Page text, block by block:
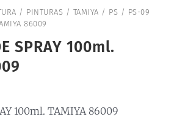
/ PINTURAS / TAMIYA / PS / PS-09
86009
SPRAY 100ml.
100ml. TAMIYA 86009